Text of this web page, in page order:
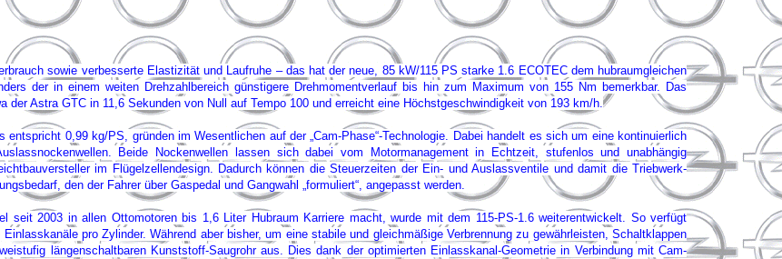
sowie verbesserte Elastizität und Laufruhe – das hat der neue, 85 kW/115 PS starke 1.6 ECOTEC dem hubraumgleichen
der in einem weiten Drehzahlbereich günstigere Drehmomentverlauf bis hin zum Maximum von 155 Nm bemerkbar. Das
Astra GTC in 11,6 Sekunden von Null auf Tempo 100 und erreicht eine Höchstgeschwindigkeit von 193 km/h.
0,99 kg/PS, gründen im Wesentlichen auf der „Cam-Phase“-Technologie. Dabei handelt es sich um eine kontinuierlich
Beide Nockenwellen lassen sich dabei vom Motormanagement in Echtzeit, stufenlos und unabhängig
im Flügelzellendesign. Dadurch können die Steuerzeiten der Ein- und Auslassventile und damit die Triebwerk-
den der Fahrer über Gaspedal und Gangwahl „formuliert“, angepasst werden.
seit 2003 in allen Ottomotoren bis 1,6 Liter Hubraum Karriere macht, wurde mit dem 115-PS-1.6 weiterentwickelt. So verfügt
pro Zylinder. Während aber bisher, um eine stabile und gleichmäßige Verbrennung zu gewährleisten, Schaltklappen
längenschaltbaren Kunststoff-Saugrohr aus. Dies dank der optimierten Einlasskanal-Geometrie in Verbindung mit Cam-